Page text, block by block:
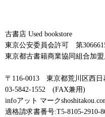
古書店 Used bookstore
東京公安委員会許可 第
東京都古書籍商業協同組合加
〒116-0013 東京都荒川区西
03-5842-1552 (FAX兼用)
infoアット マーク
適格請求書番号:T5-8105-2910-